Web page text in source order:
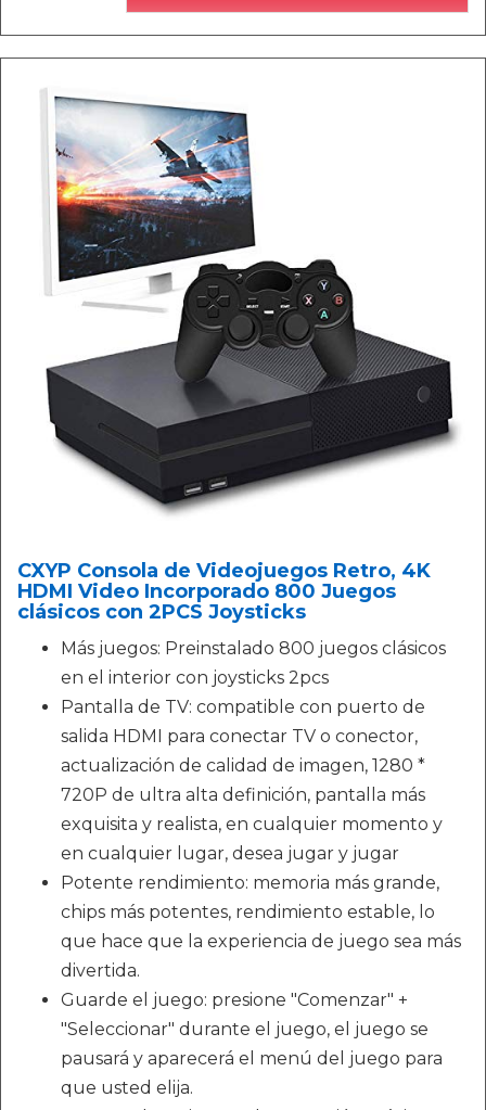
CXYP Consola de Videojuegos Retro, 4K
HDMI Video Incorporado 800 Juegos
clásicos con 2PCS Joysticks
Más juegos: Preinstalado 800 juegos clásicos
en el interior con joysticks 2pcs
Pantalla de TV: compatible con puerto de
salida HDMI para conectar TV o conector,
actualización de calidad de imagen, 1280 *
720P de ultra alta definición, pantalla más
exquisita y realista, en cualquier momento y
en cualquier lugar, desea jugar y jugar
Potente rendimiento: memoria más grande,
chips más potentes, rendimiento estable, lo
que hace que la experiencia de juego sea más
divertida.
Guarde el juego: presione "Comenzar" +
"Seleccionar" durante el juego, el juego se
pausará y aparecerá el menú del juego para
que usted elija.